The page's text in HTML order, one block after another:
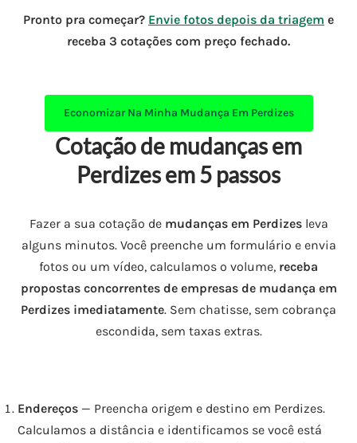
Pronto pra começar? Envie fotos depois da triagem e
receba 3 cotações com preço fechado.
Economizar Na Minha Mudança Em Perdizes
Cotação de mudanças em
Perdizes em 5 passos
Fazer a sua cotação de mudanças em Perdizesleva
alguns minutos. Você preenche um formulário e envia
fotos ou um vídeo, calculamos o volume, receba
propostas concorrentes de empresas de mudança em
Perdizes imediatamente. Sem chatisse, sem cobrança
escondida, sem taxas extras.
Endereços — Preencha origem e destino em Perdizes.
Calculamos a distância e identificamos se você está